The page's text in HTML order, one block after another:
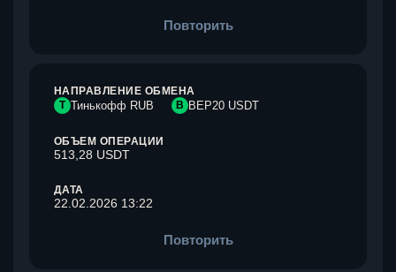
Повторить
НАПРАВЛЕНИЕ ОБМЕНА
Т Тинькофф RUB B BEP20 USDT
ОБЪЕМ ОПЕРАЦИИ
513,28 USDT
ДАТА
22.02.2026 13:22
Повторить